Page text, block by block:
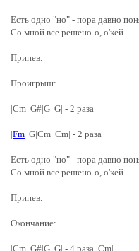
Есть одно "но" - пора давно
Со мной все решено-о, о'кей
Припев.
Проигрыш:
|Cm G#|G G| - 2 раза
|Fm G|Cm Cm| - 2 раза
Есть одно "но" - пора давно
Со мной все решено-о, о'кей
Припев.
Окончание:
|Cm G#|G G| - 4 раза |Cm|